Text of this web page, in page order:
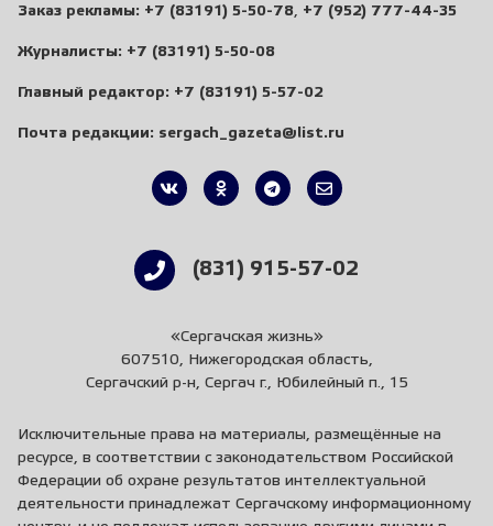
Заказ рекламы: +7 (83191) 5-50-78, +7 (952) 777-44-35
Журналисты: +7 (83191) 5-50-08
Главный редактор: +7 (83191) 5-57-02
Почта редакции: sergach_gazeta@list.ru
(831) 915-57-02
«Сергачская жизнь»
607510, Нижегородская область,
Сергачский р-н, Сергач г., Юбилейный п., 15
Исключительные права на материалы, размещённые на
ресурсе, в соответствии с законодательством Российской
Федерации об охране результатов интеллектуальной
деятельности принадлежат Сергачскому информационному